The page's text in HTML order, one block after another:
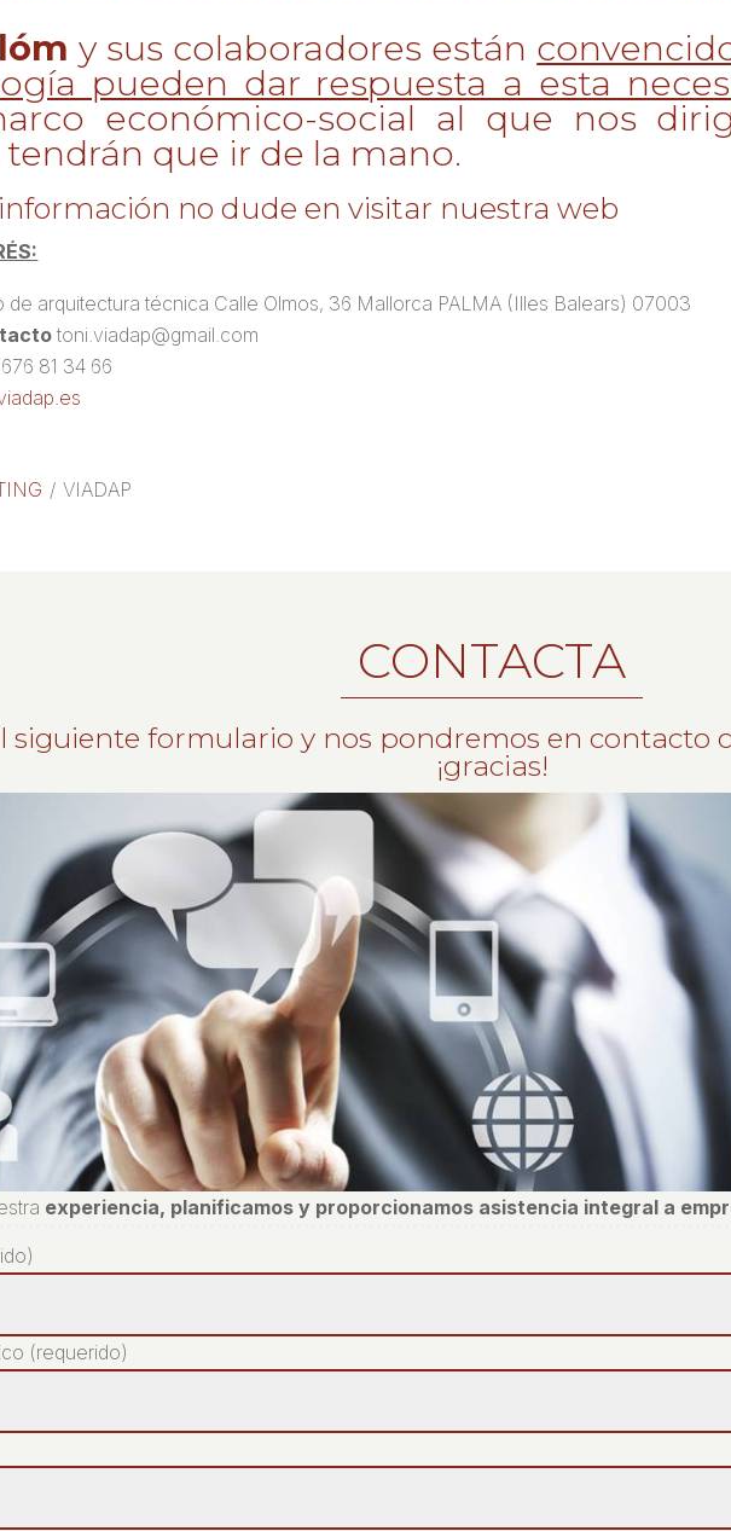
y sus colaboradores están
pueden dar respuesta a esta
económico-social al que nos
que ir de la mano.
no dude en visitar nuestra web
de arquitectura técnica Calle Olmos, 36 Mallorca PALMA (Illes Balears) 07003
toni.viadap@gmail.com
676 81 34 66
/ VIADAP
CONTACTA
siguiente formulario y nos pondremos en contacto
¡gracias!
experiencia, planificamos y proporcionamos asistencia integral a
(requerido)